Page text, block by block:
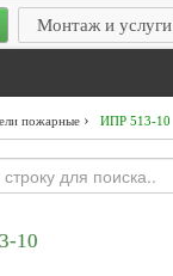
Монтаж и услуги
пожарные › ИПР 513-10
10